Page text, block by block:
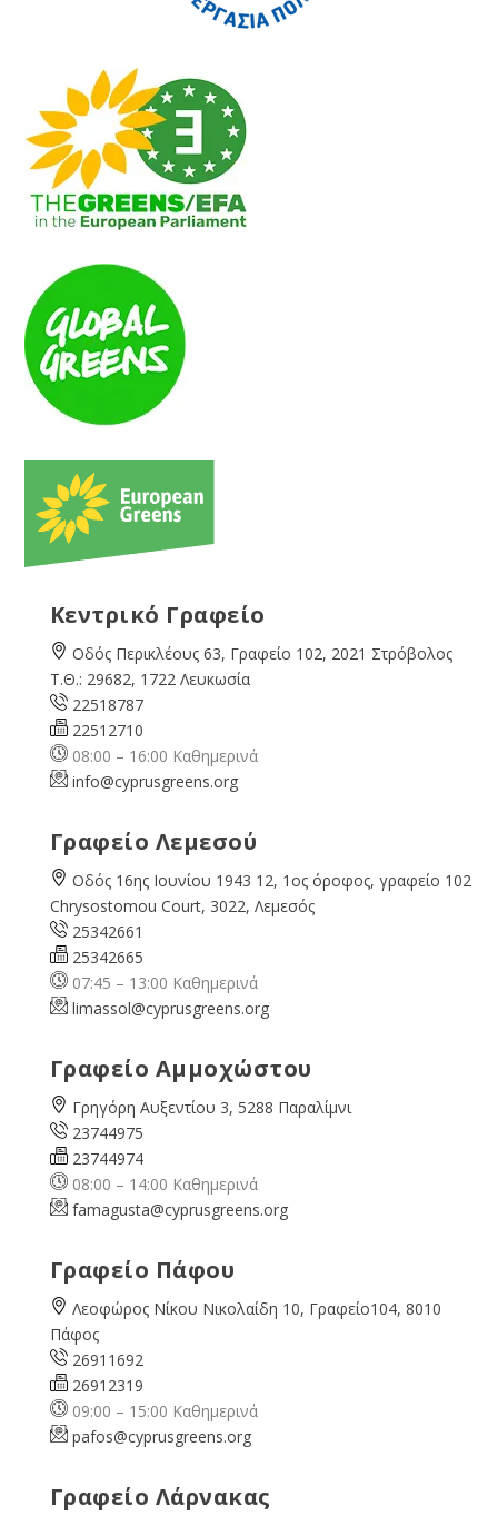
Κεντρικό Γραφείο
Οδός Περικλέους 63, Γραφείο 102, 2021 Στρόβολος
Τ.Θ.: 29682, 1722 Λευκωσία
22518787
22512710
08:00 – 16:00 Καθημερινά
info@cyprusgreens.org
Γραφείο Λεμεσού
Οδός 16ης Ιουνίου 1943 12, 1ος όροφος, γραφείο 102
Chrysostomou Court, 3022, Λεμεσός
25342661
25342665
07:45 – 13:00 Καθημερινά
limassol@cyprusgreens.org
Γραφείο Αμμοχώστου
Γρηγόρη Αυξεντίου 3, 5288 Παραλίμνι
23744975
23744974
08:00 – 14:00 Καθημερινά
famagusta@cyprusgreens.org
Γραφείο Πάφου
Λεοφώρος Νίκου Νικολαίδη 10, Γραφείο104, 8010
Πάφος
26911692
26912319
09:00 – 15:00 Καθημερινά
pafos@cyprusgreens.org
Γραφείο Λάρνακας